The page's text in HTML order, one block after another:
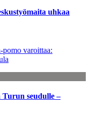
uhkaa
varoittaa:
Turun seudulle –